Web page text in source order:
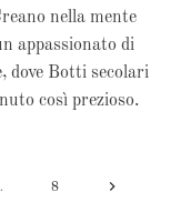
nella mente
appassionato di
dove Botti secolari
così prezioso.
8